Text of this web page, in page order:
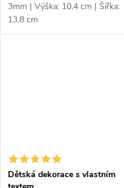
3mm | Výška: 10,4 cm | Šířka:
13,8 cm
Dětská dekorace s vlastním